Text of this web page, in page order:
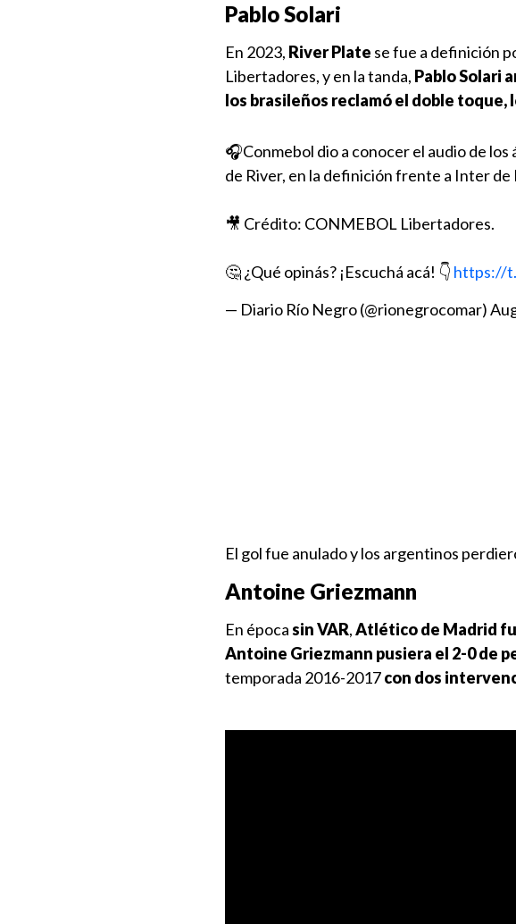
Pablo Solari
En 2023, River Plate se fue a definición
Libertadores, y en la tanda, Pablo Solari
los brasileños reclamó el doble toque,
🎧Conmebol dio a conocer el audio de
de River, en la definición frente a Inter
🎥 Crédito: CONMEBOL Libertadores.
🤔 ¿Qué opinás? ¡Escuchá acá! 👇 https://
— Diario Río Negro (@rionegrocomar)
El gol fue anulado y los argentinos
Antoine Griezmann
En épocasin VAR,Atlético de Madrid
Antoine Griezmann pusiera el 2-0 de
temporada 2016-2017con dos